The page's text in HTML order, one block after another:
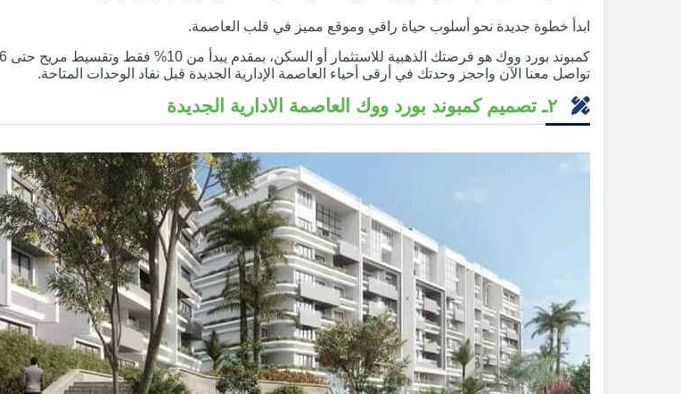
ابدأ خطوة جديدة نحو أسلوب حياة راقي وموقع مميز في قلب العاصمة.
تواصل معنا الآن واحجز وحدتك في أرقى أحياء العاصمة الإدارية الجديدة قبل نفاد الوحدات المتاحة.
٢ـ تصميم كمبوند بورد ووك العاصمة الادارية الجديدة